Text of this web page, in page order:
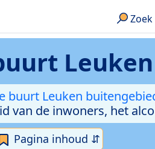
Zoek
buurt Leuken
van de inwoners, het
Pagina inhoud ⇵